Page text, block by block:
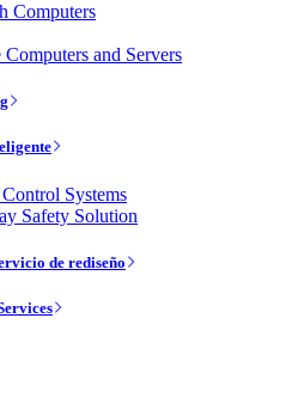
Computers
and Servers
Systems
Safety Solution
de rediseño